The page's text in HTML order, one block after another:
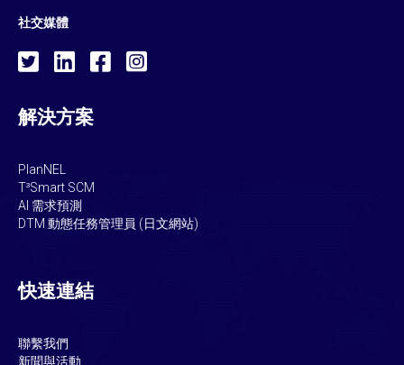
社交媒體
解決方案
PlanNEL
T³Smart SCM
AI 需求預測
DTM 動態任務管理員 (日文網站)
快速連結
聯繫我們
新聞與活動